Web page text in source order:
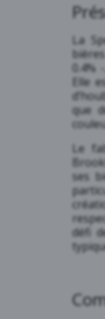
La
Elle
que
Le
ses
défi